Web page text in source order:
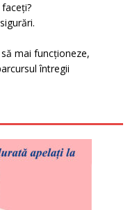
mai funcționeze,
întregii